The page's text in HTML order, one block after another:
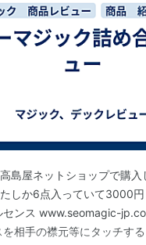
島屋ネットショップで購
しか6点入っていて3000
センス www.seomagic-
相手の襟元等にタッチす